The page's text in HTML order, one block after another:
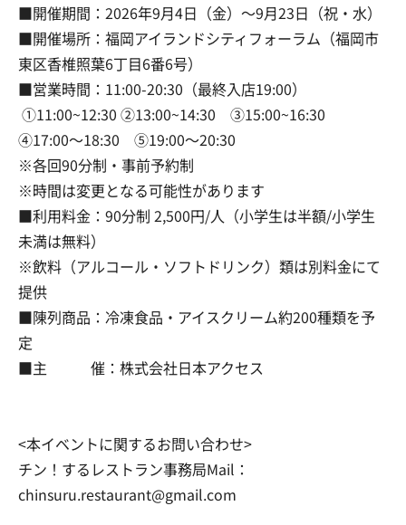
■開催期間：2026年9月4日（金）～9月23日（祝・水）
■開催場所：福岡アイランドシティフォーラム（福岡市
東区香椎照葉6丁目6番6号）
■営業時間：11:00-20:30（最終入店19:00）
①11:00~12:30 ②13:00~14:30 ③15:00~16:30
④17:00～18:30 ⑤19:00～20:30
※各回90分制・事前予約制
※時間は変更となる可能性があります
■利用料金：90分制 2,500円/人（小学生は半額/小学生
未満は無料）
※飲料（アルコール・ソフトドリンク）類は別料金にて
提供
■陳列商品：冷凍食品・アイスクリーム約200種類を予
定
■主 催：株式会社日本アクセス
<本イベントに関するお問い合わせ>
チン！するレストラン事務局Mail：
chinsuru.restaurant@gmail.com